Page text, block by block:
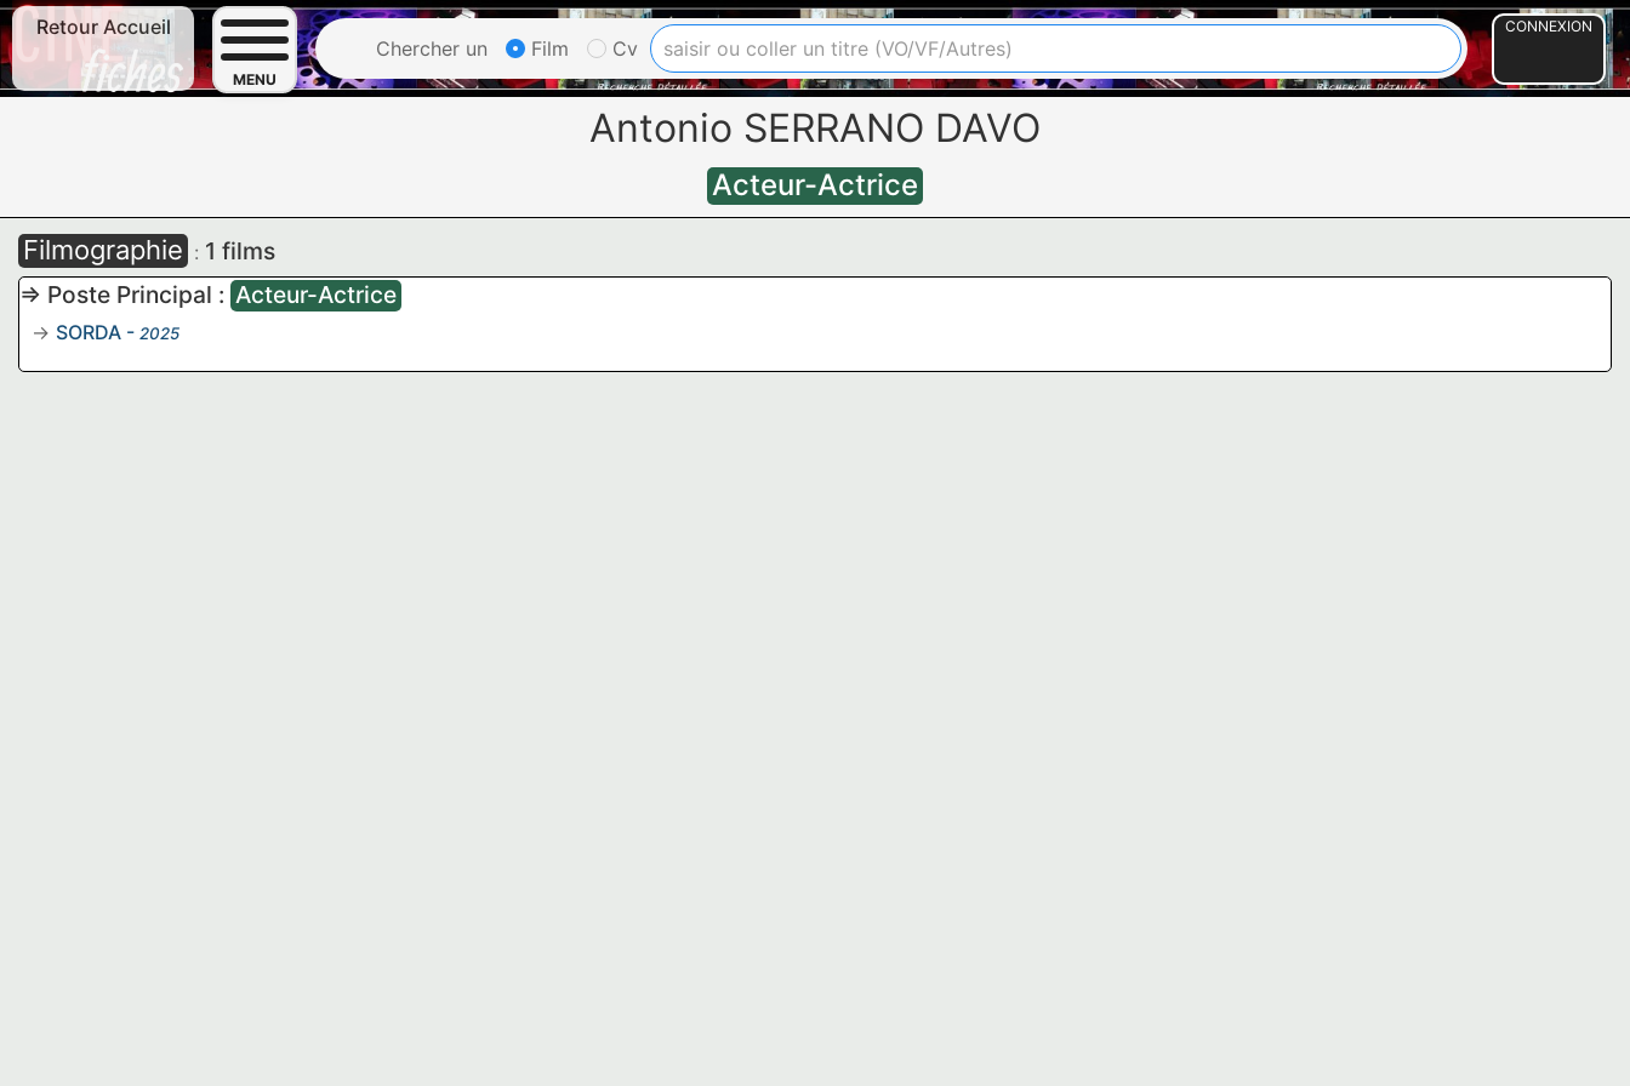
Retour Accueil
MENU
Chercher un Film Cv
CONNEXION
Antonio SERRANO DAVO
Acteur-Actrice
Filmographie : 1 films
=> Poste Principal : Acteur-Actrice
SORDA - 2025